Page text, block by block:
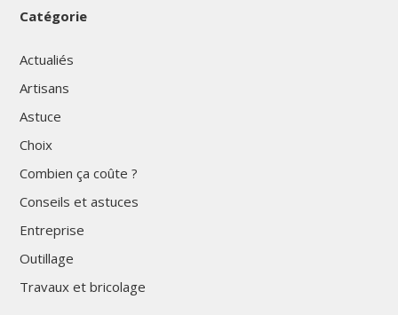
Catégorie
Actualiés
Artisans
Astuce
Choix
Combien ça coûte ?
Conseils et astuces
Entreprise
Outillage
Travaux et bricolage